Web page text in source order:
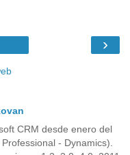
›
CRM desde enero del
- Dynamics).